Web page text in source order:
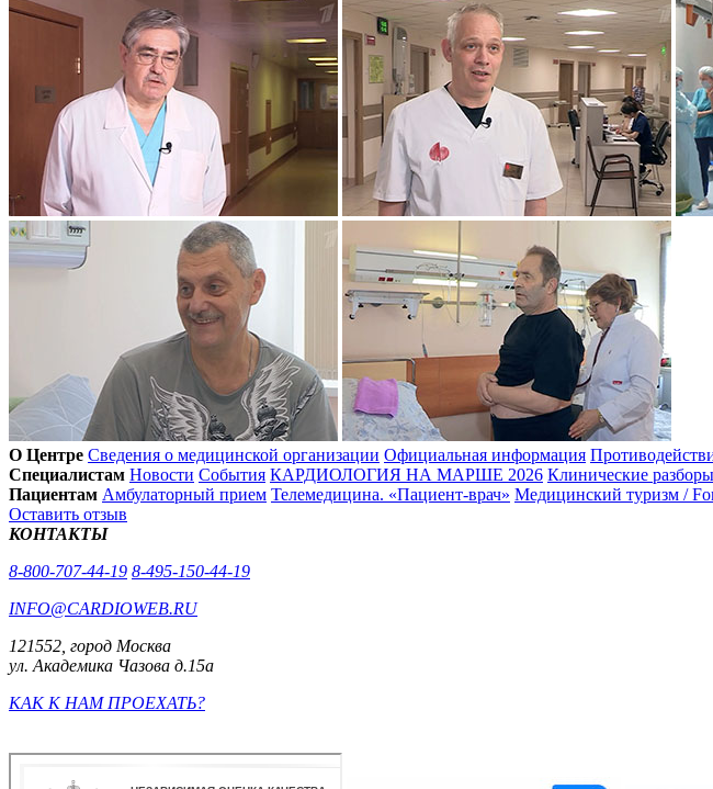
О Центре Сведения о медицинской организации Официальная информация
Специалистам Новости События КАРДИОЛОГИЯ НА МАРШЕ 2026 Клинические разборы
Пациентам Амбулаторный прием Телемедицина. «Пациент-врач» Медицинский туризм /
Оставить отзыв
КОНТАКТЫ
8-800-707-44-19 8-495-150-44-19
INFO@CARDIOWEB.RU
121552, город Москва
ул. Академика Чазова д.15а
КАК К НАМ ПРОЕХАТЬ?